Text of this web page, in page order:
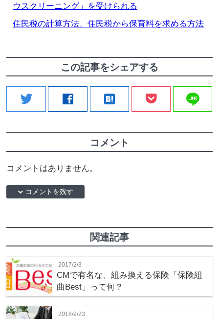
ウスクリーニング」を受けられる
住民税の計算方法、住民税から保育料を求める方法
この記事をシェアする
twitter facebook hatenabookmark line
コメント
コメントはありません。
down コメントを残す
関連記事
2017/2/3
CMで有名な、組み換える保険「保険組
曲Best」って何？
2018/9/23